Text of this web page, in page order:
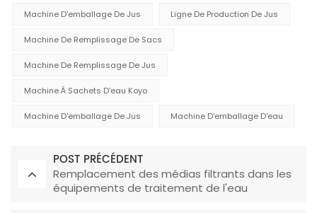
Machine D'emballage De Jus Ligne De Production De Jus
Machine De Remplissage De Sacs
Machine De Remplissage De Jus
Machine À Sachets D'eau Koyo
Machine D'emballage De Jus Machine D'emballage D'eau
POST PRÉCÉDENT
Remplacement des médias filtrants dans les
équipements de traitement de l'eau